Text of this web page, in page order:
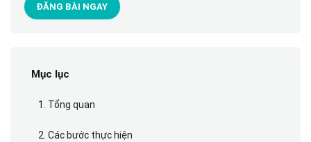
ĐĂNG BÀI NGAY
Mục lục
1. Tổng quan
2. Các bước thực hiện